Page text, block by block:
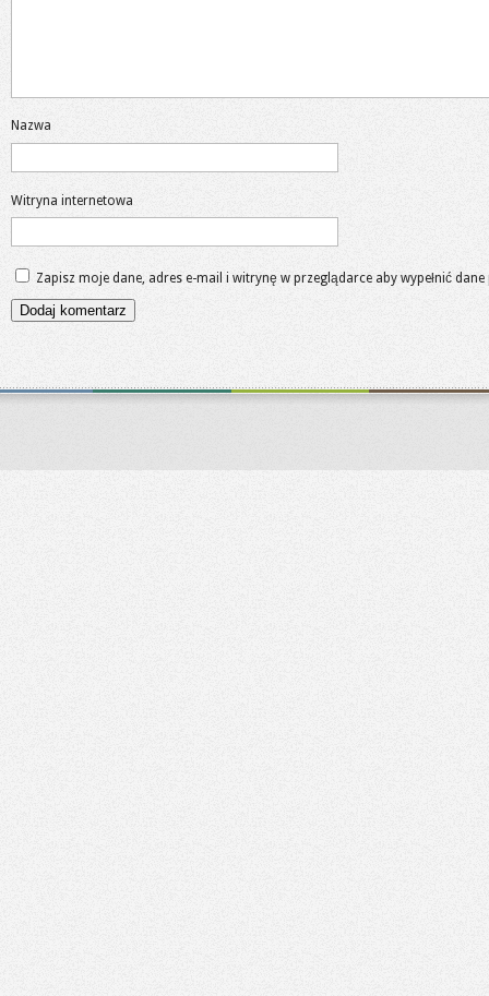
Nazwa
Witryna internetowa
Zapisz moje dane, adres e-mail i witrynę w przeglądarce aby wypełnić